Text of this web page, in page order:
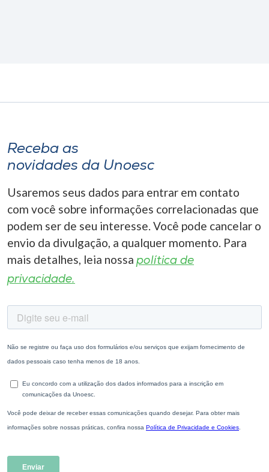
Receba as
novidades da Unoesc
Usaremos seus dados para entrar em contato
com você sobre informações correlacionadas que
podem ser de seu interesse. Você pode cancelar o
envio da divulgação, a qualquer momento. Para
mais detalhes, leia nossa política de
privacidade.